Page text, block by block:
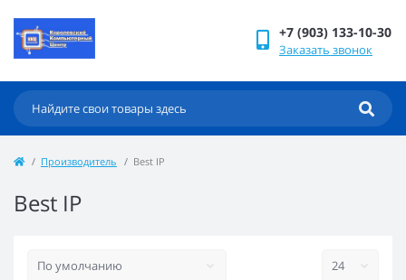
+7 (903) 133-10-30
Заказать звонок
Производитель Best IP
Best IP